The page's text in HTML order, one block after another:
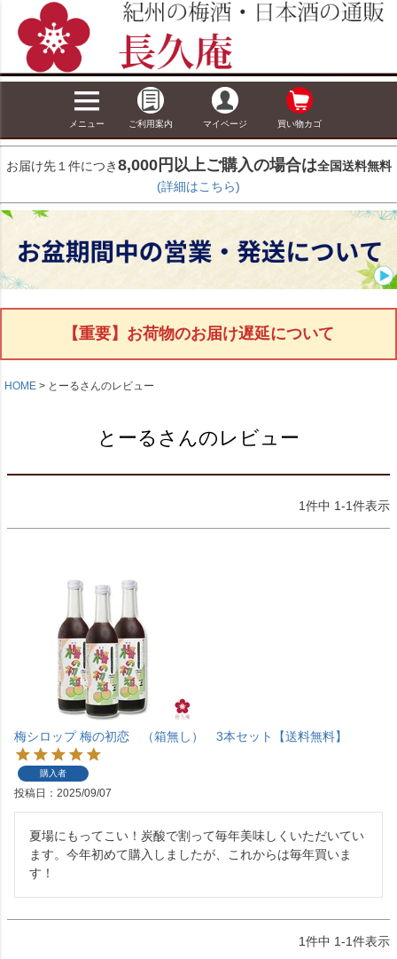
メニュー ご利用案内 マイページ 買い物カゴ
お届け先１件につき8,000円以上ご購入の場合は全国送料無料
(詳細はこちら)
【重要】お荷物のお届け遅延について
HOME とーるさんのレビュー
とーるさんのレビュー
1件中 1-1件表示
梅シロップ 梅の初恋 （箱無し） 3本セット【送料無料】
購入者
投稿日 2025/09/07
夏場にもってこい！炭酸で割って毎年美味しくいただいてい
ます。今年初めて購入しましたが、これからは毎年買いま
す！
1件中 1-1件表示